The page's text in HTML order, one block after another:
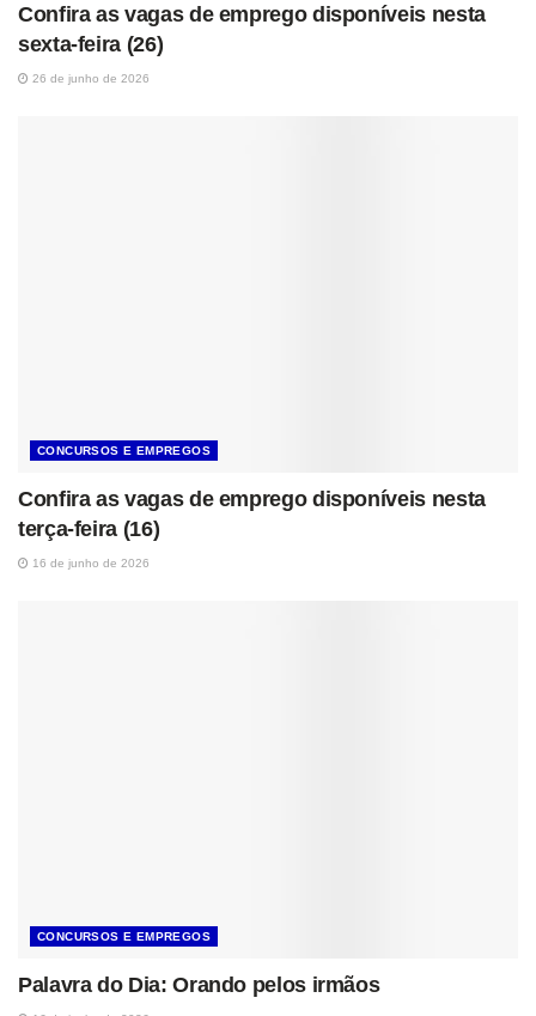
Confira as vagas de emprego disponíveis nesta
sexta-feira (26)
26 de junho de 2026
CONCURSOS E EMPREGOS
Confira as vagas de emprego disponíveis nesta
terça-feira (16)
16 de junho de 2026
CONCURSOS E EMPREGOS
Palavra do Dia: Orando pelos irmãos